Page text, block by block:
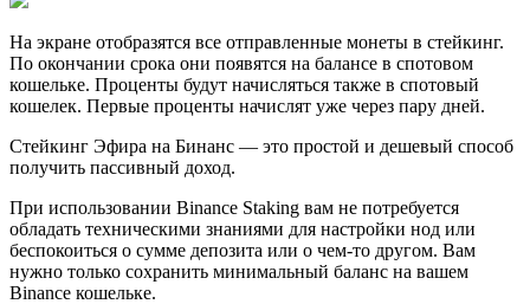
На экране отобразятся все отправленные монеты в стейкинг.
По окончании срока они появятся на балансе в спотовом
кошельке. Проценты будут начисляться также в спотовый
кошелек. Первые проценты начислят уже через пару дней.
Стейкинг Эфира на Бинанс — это простой и дешевый способ
получить пассивный доход.
При использовании Binance Staking вам не потребуется
обладать техническими знаниями для настройки нод или
беспокоиться о сумме депозита или о чем-то другом. Вам
нужно только сохранить минимальный баланс на вашем
Binance кошельке.